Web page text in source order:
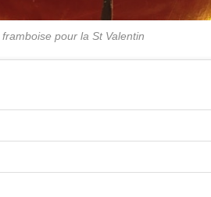
pour la St Valentin